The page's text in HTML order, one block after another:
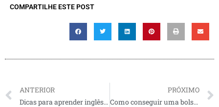
COMPARTILHE ESTE POST
ANTERIOR
Dicas para aprender inglês sozinho e no dia a dia
PRÓXIMO
Como conseguir uma bolsa de estudo nos EUA?